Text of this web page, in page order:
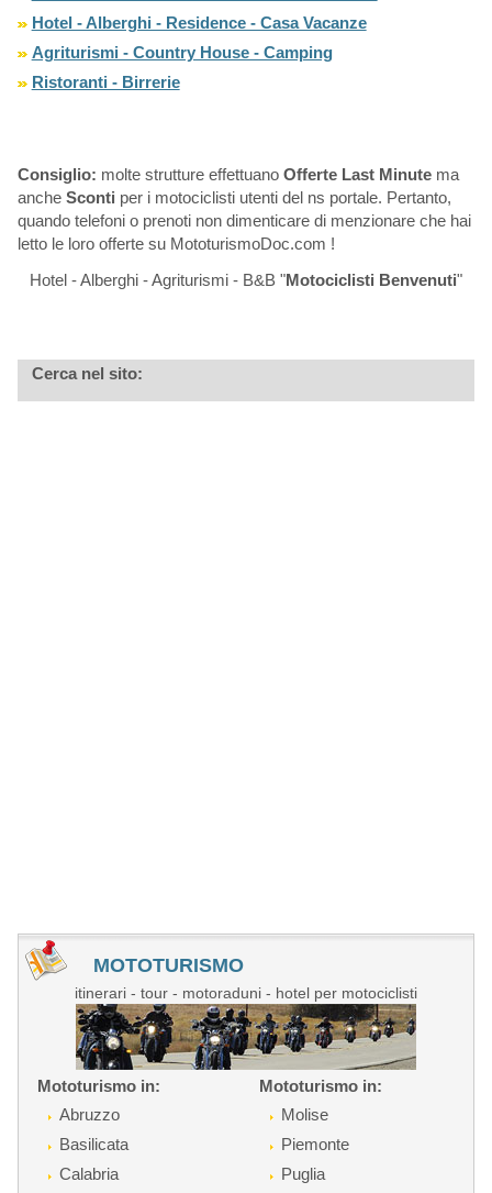
Hotel - Alberghi - Residence - Casa Vacanze
Agriturismi - Country House - Camping
Ristoranti - Birrerie
Consiglio: molte strutture effettuano Offerte Last Minutema
anche Sconti per i motociclisti utenti del ns portale. Pertanto,
quando telefoni o prenoti non dimenticare di menzionare che hai
letto le loro offerte su MototurismoDoc.com !
Hotel - Alberghi - Agriturismi - B&B "Motociclisti Benvenuti"
Cerca nel sito:
MOTOTURISMO
itinerari - tour - motoraduni - hotel per motociclisti
Mototurismo in:
Abruzzo
Basilicata
Calabria
Mototurismo in:
Molise
Piemonte
Puglia